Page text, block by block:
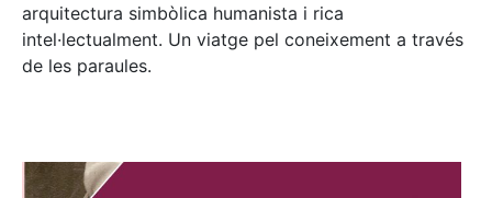
arquitectura simbòlica humanista i rica
intel·lectualment. Un viatge pel coneixement a través
de les paraules.